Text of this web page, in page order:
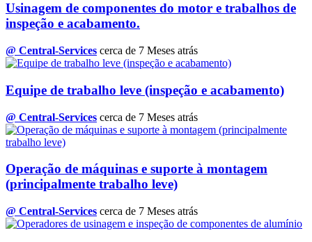
Usinagem de componentes do motor e trabalhos de
inspeção e acabamento.
@ Central-Services cerca de 7 Meses atrás
Equipe de trabalho leve (inspeção e acabamento)
@ Central-Services cerca de 7 Meses atrás
Operação de máquinas e suporte à montagem
(principalmente trabalho leve)
@ Central-Services cerca de 7 Meses atrás